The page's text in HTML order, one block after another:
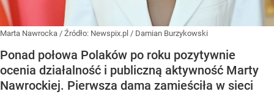
Marta Nawrocka / Źródło: Newspix.pl / Damian Burzykowski
Ponad połowa Polaków po roku pozytywnie
ocenia działalność i publiczną aktywność Marty
Nawrockiej. Pierwsza dama zamieściła w sieci